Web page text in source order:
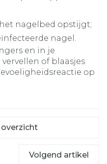
nagelbed opstijgt;
nagel.
en in je
of blaasjes
op
overzicht
Volgend artikel